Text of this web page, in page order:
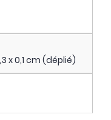
x 0,1 cm (déplié)